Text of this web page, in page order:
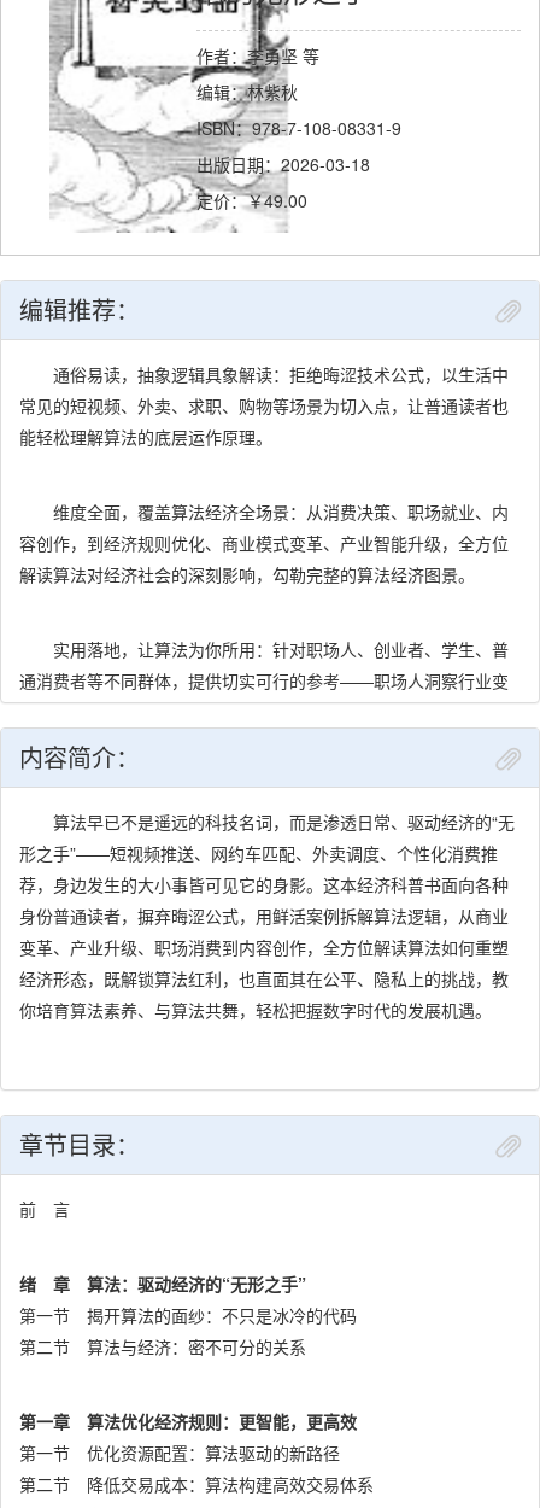
作者：李勇坚 等
编辑：林紫秋
ISBN：978-7-108-08331-9
出版日期：2026-03-18
定价：￥49.00
编辑推荐：
通俗易读，抽象逻辑具象解读：拒绝晦涩技术公式，以生活中
常见的短视频、外卖、求职、购物等场景为切入点，让普通读者也
能轻松理解算法的底层运作原理。
维度全面，覆盖算法经济全场景：从消费决策、职场就业、内
容创作，到经济规则优化、商业模式变革、产业智能升级，全方位
解读算法对经济社会的深刻影响，勾勒完整的算法经济图景。
实用落地，让算法为你所用：针对职场人、创业者、学生、普
通消费者等不同群体，提供切实可行的参考——职场人洞察行业变
理性客观，平衡机遇与挑战：既解读算法带来的效率提升、机
遇创造等红利，也深入探讨其在公平性、隐私保护、信息茧房等方
面的潜在风险，倡导人机共生，呼吁理性看待技术发展。
前瞻视野，洞悉未来趋势：结合AI大模型与产业互联网的融合
趋势，分析算法经济的未来走向，懂得提前布局的人，才能更好地
应对数字时代的变革。
内容简介：
算法早已不是遥远的科技名词，而是渗透日常、驱动经济的“无
形之手”——短视频推送、网约车匹配、外卖调度、个性化消费推
荐，身边发生的大小事皆可见它的身影。这本经济科普书面向各种
身份普通读者，摒弃晦涩公式，用鲜活案例拆解算法逻辑，从商业
变革、产业升级、职场消费到内容创作，全方位解读算法如何重塑
经济形态，既解锁算法红利，也直面其在公平、隐私上的挑战，教
你培育算法素养、与算法共舞，轻松把握数字时代的发展机遇。
章节目录：
前 言
绪 章 算法：驱动经济的“无形之手”
第一节 揭开算法的面纱：不只是冰冷的代码
第二节 算法与经济：密不可分的关系
第一章 算法优化经济规则：更智能，更高效
第一节 优化资源配置：算法驱动的新路径
第二节 降低交易成本：算法构建高效交易体系